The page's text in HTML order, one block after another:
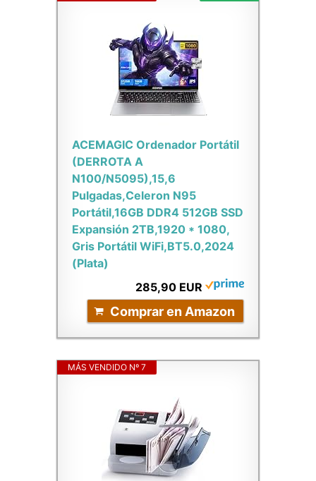
ACEMAGIC Ordenador Portátil
(DERROTA A
N100/N5095),15,6
Pulgadas,Celeron N95
Portátil,16GB DDR4 512GB SSD
Expansión 2TB,1920 * 1080,
Gris Portátil WiFi,BT5.0,2024
(Plata)
285,90 EUR
Comprar en Amazon
MÁS VENDIDO Nº 7